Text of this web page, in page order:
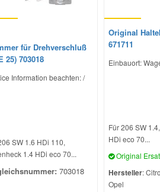
für Drehverschluß
25) 703018
Information beachten: /
SW 1.6 HDi 110,
1.4 HDi eco 70...
703018
Original
671711
Einbauort:
Für 206 SW
HDi eco 70...
Original
Hersteller:
Opel